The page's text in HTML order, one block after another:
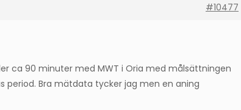
#10477
ca 90 minuter med MWT i Oria med målsättningen
period. Bra mätdata tycker jag men en aning